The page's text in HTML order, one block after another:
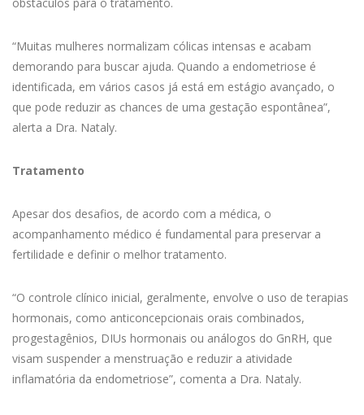
“Muitas mulheres normalizam cólicas intensas e acabam
demorando para buscar ajuda. Quando a endometriose é
identificada, em vários casos já está em estágio avançado, o
que pode reduzir as chances de uma gestação espontânea”,
alerta a Dra. Nataly.
Tratamento
Apesar dos desafios, de acordo com a médica, o
acompanhamento médico é fundamental para preservar a
fertilidade e definir o melhor tratamento.
“O controle clínico inicial, geralmente, envolve o uso de terapias
hormonais, como anticoncepcionais orais combinados,
progestagênios, DIUs hormonais ou análogos do GnRH, que
visam suspender a menstruação e reduzir a atividade
inflamatória da endometriose”, comenta a Dra. Nataly.